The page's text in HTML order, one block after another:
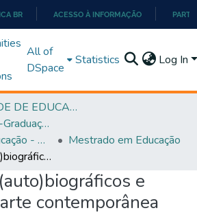
PARA
O
BR ACESSO À INFORMAÇÃO
All of
DSpace
Statistics Log In
FACULDADE DE EDUCAÇÃO
Programa de Pós-Graduação em Educação (PPGEDUC)
Mestrado em Educação - PPGEDUC
Mestrado em Educação
Fragmentos (auto)biográficos e formação na arte contemporânea
e
contemporânea